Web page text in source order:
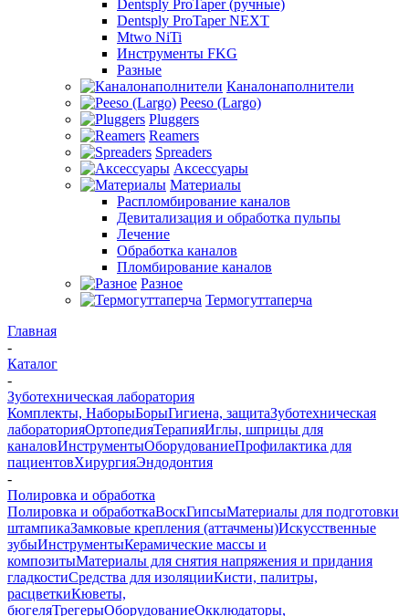
Dentsply ProTaper (ручные)
Dentsply ProTaper NEXT
Mtwo NiTi
Инструменты FKG
Разные
Каналонаполнители
Peeso (Largo)
Pluggers
Reamers
Spreaders
Аксессуары
Материалы
Распломбирование каналов
Девитализация и обработка пульпы
Лечение
Обработка каналов
Пломбирование каналов
Разное
Термогуттаперча
Главная
-
Каталог
-
Зуботехническая лаборатория
Комплекты, НаборыБорыГигиена, защитаЗуботехническая
лабораторияОртопедияТерапияИглы, шприцы для
каналовИнструментыОборудованиеПрофилактика для
пациентовХирургияЭндодонтия
-
Полировка и обработка
Полировка и обработкаВоскГипсыМатериалы для подготовки
штампикаЗамковые крепления (аттачмены)Искусственные
зубыИнструментыКерамические массы и
композитыМатериалы для снятия напряжения и придания
гладкостиСредства для изоляцииКисти, палитры,
расцветкиКюветы,
бюгеляТрегерыОборудованиеОкклюдаторы,